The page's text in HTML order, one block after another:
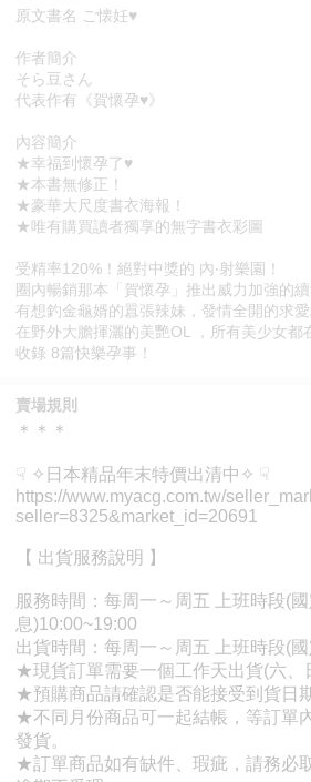
原文書名 ご懐妊♥
作者簡介
そら豆さん
代表作有《賀懷孕♥》
內容簡介
★幸福到懷孕了♥
★本書無修正！
★豪華大尺度書衣海報！
★唯有購買讀者獨享的無字書衣彩圖
受精率120%！絕對中獎的 內‧射樂園！
圈內暢銷那本「賀懷孕」推出威力加強的續
有想釣金龜婿的囂張辣妹，發情全開的求愛
在野外大膽揮灑的美艷OL ，所有美少女都
收錄 8篇快樂孕事！
賣場規則